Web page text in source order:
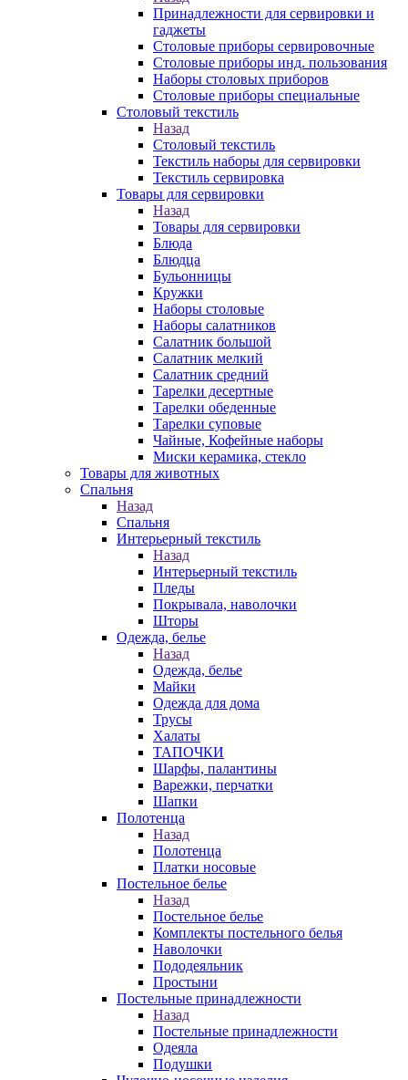
Принадлежности для сервировки и
гаджеты
Столовые приборы сервировочные
Столовые приборы инд. пользования
Наборы столовых приборов
Столовые приборы специальные
Столовый текстиль
Назад
Столовый текстиль
Текстиль наборы для сервировки
Текстиль сервировка
Товары для сервировки
Назад
Товары для сервировки
Блюда
Блюдца
Бульонницы
Кружки
Наборы столовые
Наборы салатников
Салатник большой
Салатник мелкий
Салатник средний
Тарелки десертные
Тарелки обеденные
Тарелки суповые
Чайные, Кофейные наборы
Миски керамика, стекло
Товары для животных
Спальня
Назад
Спальня
Интерьерный текстиль
Назад
Интерьерный текстиль
Пледы
Покрывала, наволочки
Шторы
Одежда, белье
Назад
Одежда, белье
Майки
Одежда для дома
Трусы
Халаты
ТАПОЧКИ
Шарфы, палантины
Варежки, перчатки
Шапки
Полотенца
Назад
Полотенца
Платки носовые
Постельное белье
Назад
Постельное белье
Комплекты постельного белья
Наволочки
Пододеяльник
Простыни
Постельные принадлежности
Назад
Постельные принадлежности
Одеяла
Подушки